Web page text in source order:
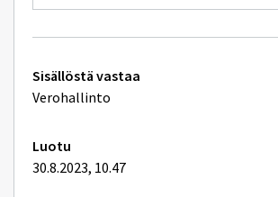
Tekniset
lisätiedot
Sisällöstä vastaa
Verohallinto
Luotu
30.8.2023, 10.47